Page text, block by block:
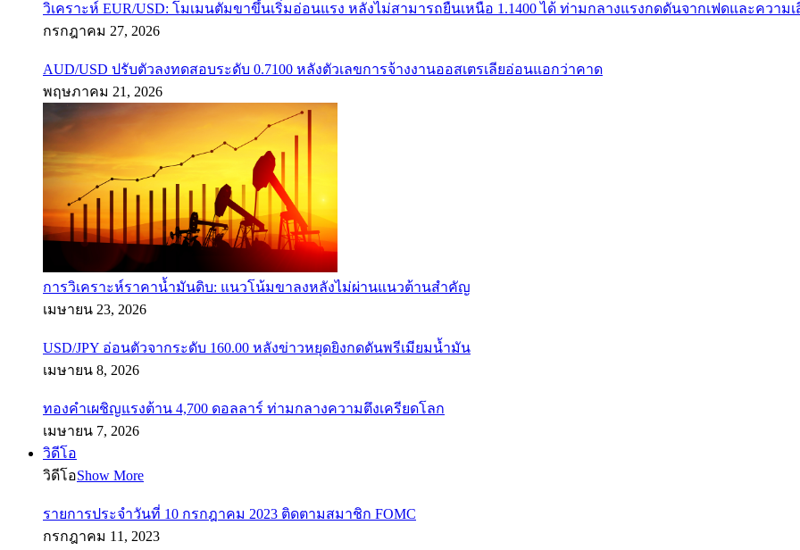
วิเคราะห์ EUR/USD: โมเมนตัมขาขึ้นเริ่มอ่อนแรง หลังไม่สามารถยืนเหนือ 1.1400 ได้ ท่ามกลางแรงกดดันจากเฟดและความ
กรกฎาคม 27, 2026
AUD/USD ปรับตัวลงทดสอบระดับ 0.7100 หลังตัวเลขการจ้างงานออสเตรเลียอ่อนแอกว่าคาด
พฤษภาคม 21, 2026
การวิเคราะห์ราคาน้ำมันดิบ: แนวโน้มขาลงหลังไม่ผ่านแนวต้านสำคัญ
เมษายน 23, 2026
USD/JPY อ่อนตัวจากระดับ 160.00 หลังข่าวหยุดยิงกดดันพรีเมียมน้ำมัน
เมษายน 8, 2026
ทองคำเผชิญแรงต้าน 4,700 ดอลลาร์ ท่ามกลางความตึงเครียดโลก
เมษายน 7, 2026
วิดีโอ
วิดีโอShow More
รายการประจำวันที่ 10 กรกฎาคม 2023 ติดตามสมาชิก FOMC
กรกฎาคม 11, 2023